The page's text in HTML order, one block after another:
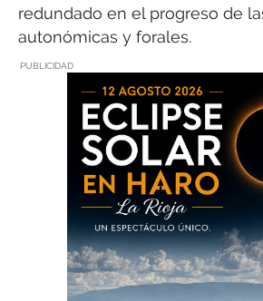
redundado en el progreso de
autonómicas y forales.
PUBLICIDAD